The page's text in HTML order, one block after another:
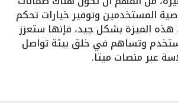
المستخدمين وتوفير خيارات تحكم
هذه الميزة بشكل جيد، فإنها ستعزز
وتساهم في خلق بيئة تواصل
عبر منصات ميتا.